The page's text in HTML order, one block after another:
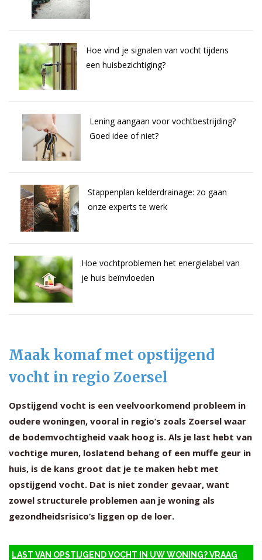
Hoe vind je signalen van vocht tijdens
een huisbezichtiging?
Lening aangaan voor vochtbestrijding?
Goed idee of niet?
Stappenplan kelderdrainage: zo gaan
onze experts te werk
Hoe vochtproblemen het energielabel van
je huis beïnvloeden
Maak komaf met opstijgend
vocht in regio Zoersel
Opstijgend vocht is een veelvoorkomend probleem in
oudere woningen, vooral in regio’s zoals Zoersel waar
de bodemvochtigheid vaak hoog is. Als je last hebt van
vochtige muren, loslatend behang of een muffe geur in
huis, is de kans groot dat je te maken hebt met
opstijgend vocht. Dat is niet zonder gevaar, want
zowel structurele problemen aan je woning als
gezondheidsrisico’s liggen op de loer.
LAST VAN OPSTIJGEND VOCHT IN UW WONING? VRAAG